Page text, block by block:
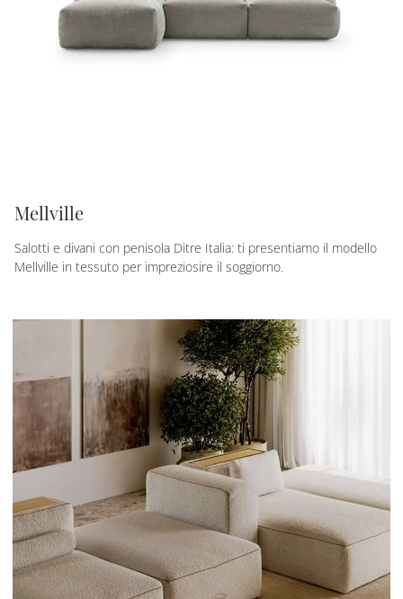
Mellville
Salotti e divani con penisola Ditre Italia: ti presentiamo il modello
Mellville in tessuto per impreziosire il soggiorno.